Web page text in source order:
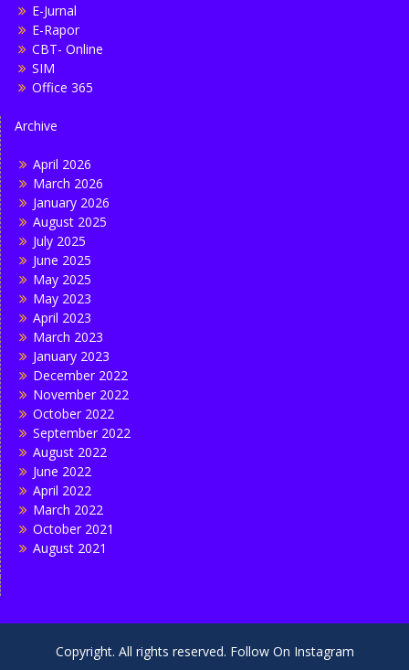
E-Jurnal
E-Rapor
CBT- Online
SIM
Office 365
Archive
April 2026
March 2026
January 2026
August 2025
July 2025
June 2025
May 2025
May 2023
April 2023
March 2023
January 2023
December 2022
November 2022
October 2022
September 2022
August 2022
June 2022
April 2022
March 2022
October 2021
August 2021
Copyright. All rights reserved. Follow On Instagram